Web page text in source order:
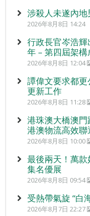
涉殺人未遂內
2026年8月8日 14:24
行政長官岑浩
年 – 第四屆架構
2026年8月8日 12:04
譚偉文要求都
更新工作
2026年8月8日 11:28
港珠澳大橋澳
港澳物流高效聯
2026年8月8日 10:00
最後兩天！萬
集名優展
2026年8月8日 09:54
受熱帶氣旋 “
2026年8月7日 22:27